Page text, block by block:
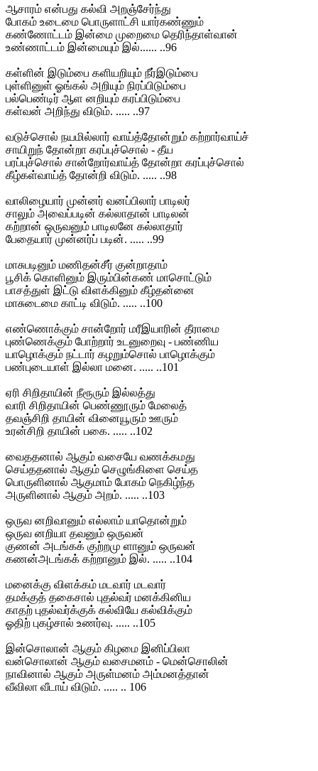
ஆசாரம் என்பது கல்வி அறஞ்சேர்ந்து
போகம் உடைமை பொருளாட்சி யார்கண்ணும்
கண்ணோட்டம் இன்மை முறைமை தெரிந்தாள்வான்
உண்ணாட்டம் இன்மையும் இல்...... ..96
கள்ளின் இடும்பை களியறியும் நீர்இடும்பை
புள்ளினுள் ஓங்கல் அறியும் நிரப்பிடும்பை
பல்பெண்டிர் ஆள னறியும் கரப்பிடும்பை
கள்வன் அறிந்து விடும். ..... ..97
வடுச்சொல் நயமில்லார் வாய்த்தோன்றும் கற்றார்வாய்ச்
சாயிறுந் தோன்றா கரப்புச்சொல் - தீய
பரப்புச்சொல் சான்றோர்வாய்த் தோன்றா கரப்புச்சொல்
கீழ்கள்வாய்த் தோன்றி விடும். ..... ..98
வாலிழையார் முன்னர் வனப்பிலார் பாடிலர்
சாலும் அவைப்படின் கல்லாதான் பாடிலன்
கற்றான் ஒருவனும் பாடிலனே கல்லாதார்
பேதையார் முன்னர்ப் படின். ..... ..99
மாசுபடினும் மணிதன்சீர் குன்றாதாம்
பூசிக் கொளினும் இரும்பின்கண் மாசொட்டும்
பாசத்துள் இட்டு விளக்கினும் கீழ்தன்னை
மாசுடைமை காட்டி விடும். ..... ..100
எண்ணொக்கும் சான்றோர் மரீஇயாரின் தீராமை
புண்ணெக்கும் போற்றார் உடனுறைவு - பண்ணிய
யாழொக்கும் நட்டார் கழறும்சொல் பாழொக்கும்
பண்புடையாள் இல்லா மனை. ..... ..101
ஏரி சிறிதாயின் நீரூரும் இல்லத்து
வாரி சிறிதாயின் பெண்ணூரும் மேலைத்
தவஞ்சிறி தாயின் வினையூரும் ஊரும்
உரன்சிறி தாயின் பகை. ..... ..102
வைததனால் ஆகும் வசையே வணக்கமது
செய்ததனால் ஆகும் செழுங்கிளை செய்த
பொருளினால் ஆகுமாம் போகம் நெகிழ்ந்த
அருளினால் ஆகும் அறம். ..... ..103
ஒருவ னறிவானும் எல்லாம் யாதொன்றும்
ஒருவ னறியா தவனும் ஒருவன்
குணன் அடங்கக் குற்றமு ளானும் ஒருவன்
கணன்அடங்கக் கற்றானும் இல். ..... ..104
மனைக்கு விளக்கம் மடவார் மடவார்
தமக்குத் தகைசால் புதல்வர் மனக்கினிய
காதற் புதல்வர்க்குக் கல்வியே கல்விக்கும்
ஓதிற் புகழ்சால் உணர்வு. ..... ..105
இன்சொலான் ஆகும் கிழமை இனிப்பிலா
வன்சொலான் ஆகும் வசைமனம் - மென்சொலின்
நாவினால் ஆகும் அருள்மனம் அம்மனத்தான்
வீவிலா வீடாய் விடும். ..... .. 106